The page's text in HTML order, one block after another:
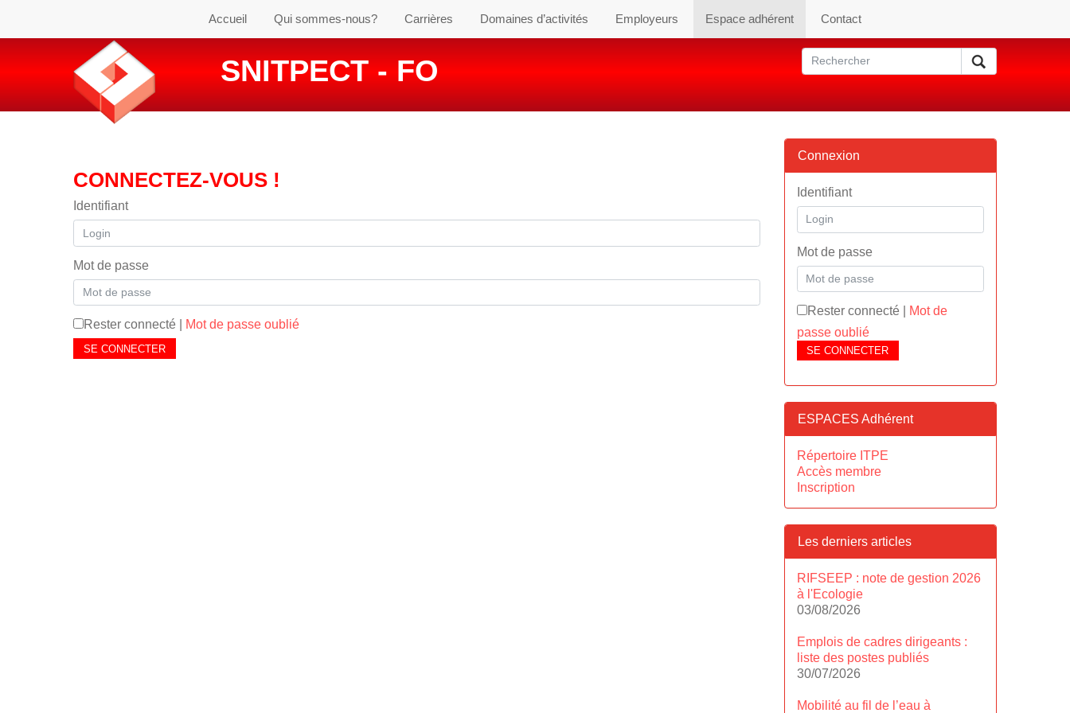
Accueil Qui sommes-nous? Carrières Domaines d’activités Employeurs Espace adhérent Contact
SNITPECT - FO
CONNECTEZ-VOUS !
Identifiant
Mot de passe
Rester connecté Mot de passe oublié
SE CONNECTER
Connexion
Identifiant
Mot de passe
Rester connecté|
Mot de
passe oublié
SE CONNECTER
ESPACES Adhérent
Répertoire ITPE
Accès membre
Inscription
Les derniers articles
RIFSEEP : note de gestion 2026
à l'Ecologie
03/08/2026
Emplois de cadres dirigeants :
liste des postes publiés
30/07/2026
Mobilité au fil de l’eau à